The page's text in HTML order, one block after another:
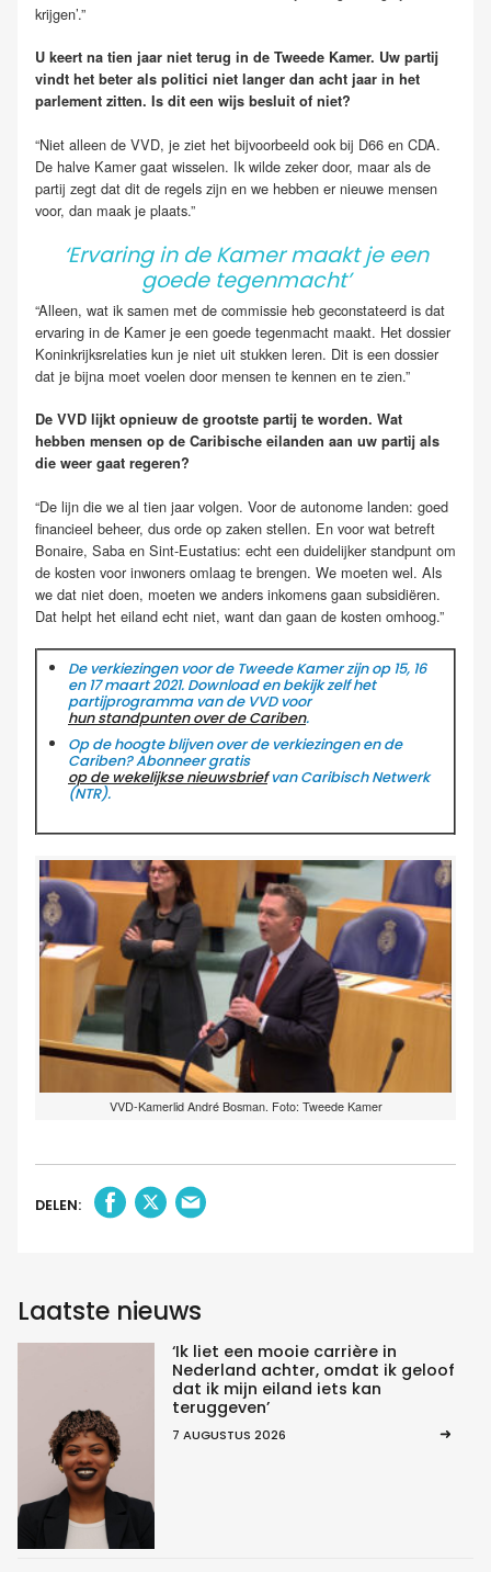
krijgen’.”
U keert na tien jaar niet terug in de Tweede Kamer. Uw partij
vindt het beter als politici niet langer dan acht jaar in het
parlement zitten. Is dit een wijs besluit of niet?
“Niet alleen de VVD, je ziet het bijvoorbeeld ook bij D66 en CDA.
De halve Kamer gaat wisselen. Ik wilde zeker door, maar als de
partij zegt dat dit de regels zijn en we hebben er nieuwe mensen
voor, dan maak je plaats.”
‘Ervaring in de Kamer maakt je een
goede tegenmacht’
“Alleen, wat ik samen met de commissie heb geconstateerd is dat
ervaring in de Kamer je een goede tegenmacht maakt. Het dossier
Koninkrijksrelaties kun je niet uit stukken leren. Dit is een dossier
dat je bijna moet voelen door mensen te kennen en te zien.”
De VVD lijkt opnieuw de grootste partij te worden. Wat
hebben mensen op de Caribische eilanden aan uw partij als
die weer gaat regeren?
“De lijn die we al tien jaar volgen. Voor de autonome landen: goed
financieel beheer, dus orde op zaken stellen. En voor wat betreft
Bonaire, Saba en Sint-Eustatius: echt een duidelijker standpunt om
de kosten voor inwoners omlaag te brengen. We moeten wel. Als
we dat niet doen, moeten we anders inkomens gaan subsidiëren.
Dat helpt het eiland echt niet, want dan gaan de kosten omhoog.”
De verkiezingen voor de Tweede Kamer zijn op 15, 16
en 17 maart 2021. Download en bekijk zelf het
partijprogramma van de VVD voor
hun standpunten over de Cariben.
Op de hoogte blijven over de verkiezingen en de
Cariben? Abonneer gratis
op de wekelijkse nieuwsbriefvan Caribisch Netwerk
(NTR).
VVD-Kamerlid André Bosman. Foto: Tweede Kamer
DELEN:
Laatste nieuws
‘Ik liet een mooie carrière in
Nederland achter, omdat ik geloof
dat ik mijn eiland iets kan
teruggeven’
7 AUGUSTUS 2026